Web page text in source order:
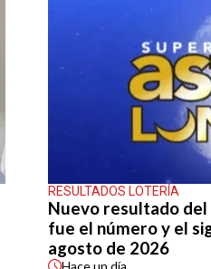
RESULTADOS LOTERÍA
Nuevo resultado
fue el número y el
agosto de 2026
Haceun día